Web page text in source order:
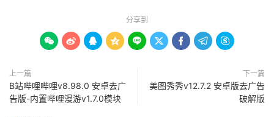
分享到
        
上一篇
B站哔哩哔哩v8.98.0 安卓去广
告版-内置哔哩漫游v1.7.0模块
下一篇
美图秀秀v12.7.2 安卓版去广告
破解版